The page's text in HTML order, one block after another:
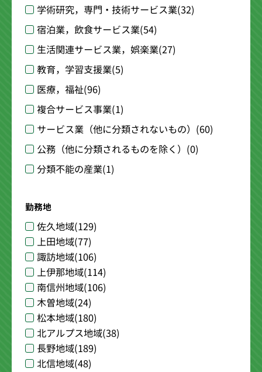
学術研究，専門・技術サービス業(32)
宿泊業，飲食サービス業(54)
生活関連サービス業，娯楽業(27)
教育，学習支援業(5)
医療，福祉(96)
複合サービス事業(1)
サービス業（他に分類されないもの） (60)
公務（他に分類されるものを除く） (0)
分類不能の産業(1)
勤務地
佐久地域(129)
上田地域(77)
諏訪地域(106)
上伊那地域(114)
南信州地域(106)
木曽地域(24)
松本地域(180)
北アルプス地域(38)
長野地域(189)
北信地域(48)